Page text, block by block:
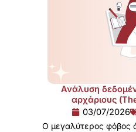
Ανάλυση
αρχάριους
03/07/2026
Ο μεγαλύτερος φόβος